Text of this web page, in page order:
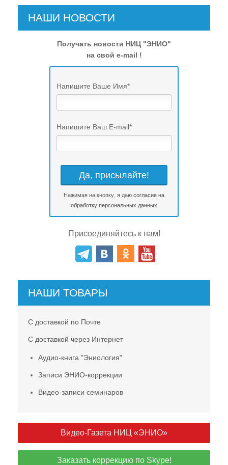
НАШИ НОВОСТИ
Получать новости НИЦ "ЭНИО"
на свой e-mail !
Напишите Ваше Имя*
Напишите Ваш E-mail*
Нажимая на кнопку, я даюсогласие на
обработку персональных данных
Присоединяйтесь к нам!
НАШИ ТОВАРЫ
С доставкой по Почте
С доставкой через Интернет
Аудио-книга "Эниология"
Записи ЭНИО-коррекции
Видео-записи семинаров
Видео-Газета НИЦ «ЭНИО»
Заказать коррекцию по Skype!